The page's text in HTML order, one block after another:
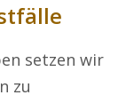
setzen wir
zu